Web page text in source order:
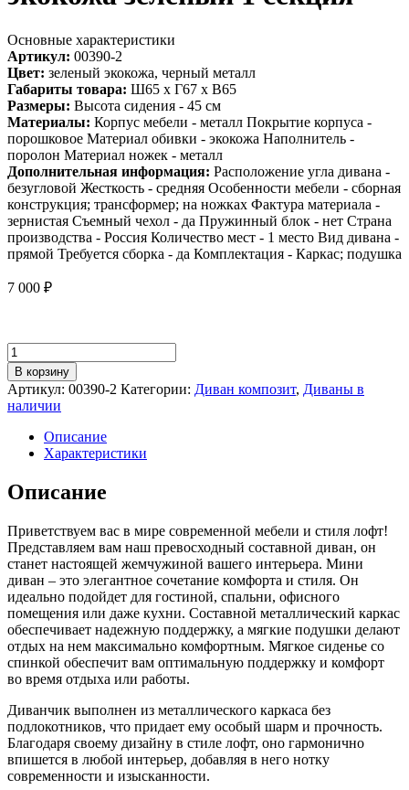
Основные характеристики
Артикул: 00390-2
Цвет: зеленый экокожа, черный металл
Габариты товара: Ш65 х Г67 х В65
Размеры: Высота сидения - 45 см
Материалы: Корпус мебели - металл Покрытие корпуса -
порошковое Материал обивки - экокожа Наполнитель -
поролон Материал ножек - металл
Дополнительная информация: Расположение угла дивана -
безугловой Жесткость - средняя Особенности мебели - сборная
конструкция; трансформер; на ножках Фактура материала -
зернистая Съемный чехол - да Пружинный блок - нет Страна
производства - Россия Количество мест - 1 место Вид дивана -
прямой Требуется сборка - да Комплектация - Каркас; подушка
7 000 ₽
Количество
товара
Диван
составной
"Композит"
экокожа
зеленый
секция
В корзину
Артикул: 00390-2 Категории: Диван композит, Диваны в
наличии
Описание
Характеристики
Описание
Приветствуем вас в мире современной мебели и стиля лофт!
Представляем вам наш превосходный составной диван, он
станет настоящей жемчужиной вашего интерьера. Мини
диван – это элегантное сочетание комфорта и стиля. Он
идеально подойдет для гостиной, спальни, офисного
помещения или даже кухни. Составной металлический каркас
обеспечивает надежную поддержку, а мягкие подушки делают
отдых на нем максимально комфортным. Мягкое сиденье со
спинкой обеспечит вам оптимальную поддержку и комфорт
во время отдыха или работы.
Диванчик выполнен из металлического каркаса без
подлокотников, что придает ему особый шарм и прочность.
Благодаря своему дизайну в стиле лофт, оно гармонично
впишется в любой интерьер, добавляя в него нотку
современности и изысканности.